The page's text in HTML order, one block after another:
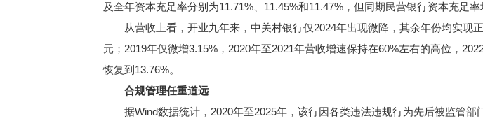
及全年资本充足率分别为11.71%、11.45%和11.47%，但同期民营银行资本充足率
从营收上看，开业九年来，中关村银行仅2024年出现微降，其余年份均实现
元；2019年仅微增3.15%，2020年至2021年营收增速保持在60%左右的高位，
恢复到13.76%。
合规管理任重道远
据Wind数据统计，2020年至2025年，该行因各类违法违规行为先后被监管部